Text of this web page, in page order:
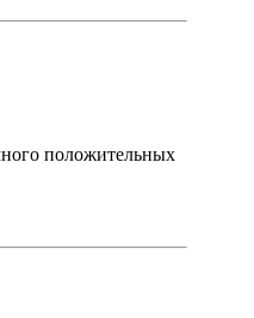
положительных